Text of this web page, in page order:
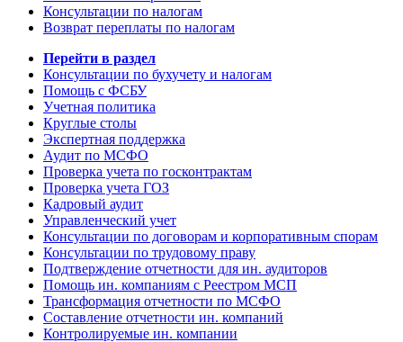
Консультации по налогам
Возврат переплаты по налогам
Перейти в раздел
Консультации по бухучету и налогам
Помощь с ФСБУ
Учетная политика
Круглые столы
Экспертная поддержка
Аудит по МСФО
Проверка учета по госконтрактам
Проверка учета ГОЗ
Кадровый аудит
Управленческий учет
Консультации по договорам и корпоративным спорам
Консультации по трудовому праву
Подтверждение отчетности для ин. аудиторов
Помощь ин. компаниям с Реестром МСП
Трансформация отчетности по МСФО
Составление отчетности ин. компаний
Контролируемые ин. компании